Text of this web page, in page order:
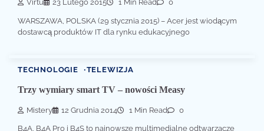
Virtu 23 Lutego 2015 1 Min Read 0
WARSZAWA, POLSKA (29 stycznia 2015) – Acer jest wiodącym
dostawcą produktów IT dla rynku edukacyjnego
TECHNOLOGIE TELEWIZJA
Trzy wymiary smart TV – nowości Measy
Mistery 12 Grudnia 2014 1 Min Read 0
B4A, B4A Pro i B4S to najnowsze multimedialne odtwarzacze